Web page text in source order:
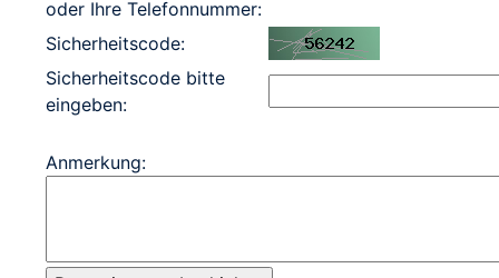
oder Ihre Telefonnummer:
Sicherheitscode:
Sicherheitscode bitte
eingeben:
Anmerkung: